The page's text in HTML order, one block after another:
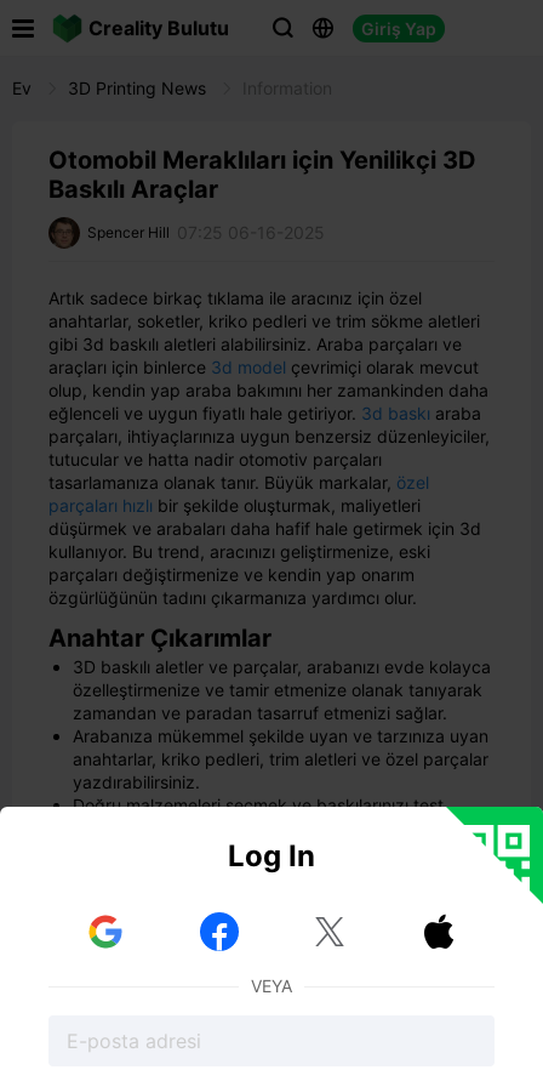
Creality Bulutu   Giriş Yap
Ev 3D Printing News
Otomobil Meraklıları için Yenilikçi 3D
Baskılı Araçlar
Spencer Hill 07:25 06-16-2025
Artık sadece birkaç tıklama ile aracınız için özel
anahtarlar, soketler, kriko pedleri ve trim sökme aletleri
gibi 3d baskılı aletleri alabilirsiniz. Araba parçaları ve
araçları için binlerce 3d model çevrimiçi olarak mevcut
olup, kendin yap araba bakımını her zamankinden daha
eğlenceli ve uygun fiyatlı hale getiriyor. 3d baskı araba
parçaları, ihtiyaçlarınıza uygun benzersiz düzenleyiciler,
tutucular ve hatta nadir otomotiv parçaları
tasarlamanıza olanak tanır. Büyük markalar, özel
parçaları hızlı bir şekilde oluşturmak, maliyetleri
düşürmek ve arabaları daha hafif hale getirmek için 3d
kullanıyor. Bu trend, aracınızı geliştirmenize, eski
parçaları değiştirmenize ve kendin yap onarım
özgürlüğünün tadını çıkarmanıza yardımcı olur.
Anahtar Çıkarımlar
3D baskılı aletler ve parçalar, arabanızı evde kolayca
özelleştirmenize ve tamir etmenize olanak tanıyarak
zamandan ve paradan tasarruf etmenizi sağlar.
Arabanıza mükemmel şekilde uyan ve tarzınıza uyan
anahtarlar, kriko pedleri, trim aletleri ve özel parçalar
yazdırabilirsiniz.
Doğru malzemeleri seçmek ve baskılarınızı test
güvenli parçalar sağlar.
3D baskı, nadir bulunan veya üretimi durdurulan
fazla harcama yapmadan yeni fikirler denemenize
yardımcı olur.
güvende kalmak için ağır işlerde veya yüksek ısılı
3D Baskılı Aletler
Log In
  
VEYA